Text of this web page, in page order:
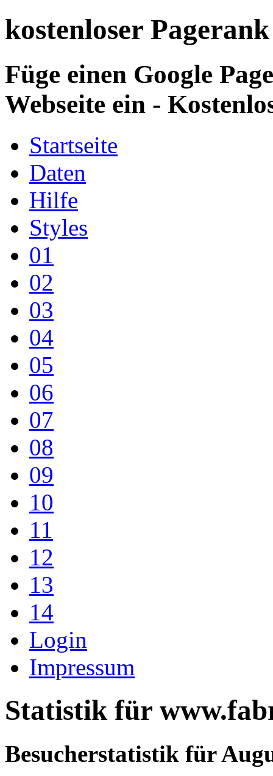
kostenloser
Füge einen Google
Webseite ein -
Startseite
Daten
Hilfe
Styles
01
02
03
04
05
06
07
08
09
10
11
12
13
14
Login
Impressum
Statistik für
Besucherstatistik für